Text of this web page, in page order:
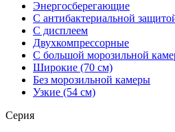
Энергосберегающие
С антибактериальной
С дисплеем
Двухкомпрессорные
С большой морозильной
Широкие (70 см)
Без морозильной камеры
Узкие (54 см)
Серия